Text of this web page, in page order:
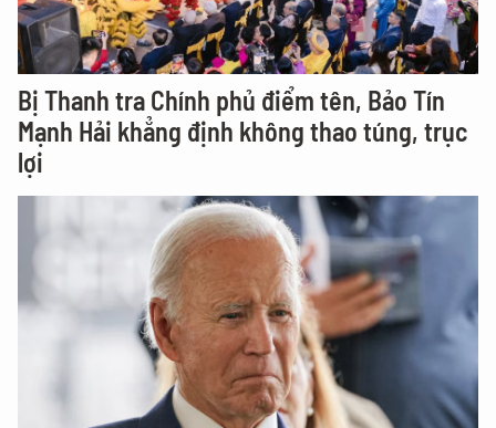
Bị Thanh tra Chính phủ điểm tên, Bảo Tín
Mạnh Hải khẳng định không thao túng, trục
lợi